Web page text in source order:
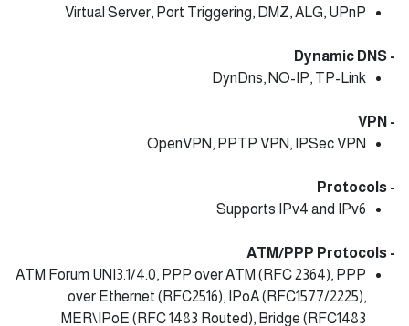
Virtual Server, Port Triggering, DMZ, ALG, UPnP
- Dynamic DNS
DynDns, NO-IP, TP-Link
- VPN
OpenVPN, PPTP VPN, IPSec VPN
- Protocols
Supports IPv4 and IPv6
- ATM/PPP Protocols
ATM Forum UNI3.1/4.0, PPP over ATM (RFC 2364), PPP
over Ethernet (RFC2516), IPoA (RFC1577/2225),
MER\IPoE (RFC 1483 Routed), Bridge (RFC1483